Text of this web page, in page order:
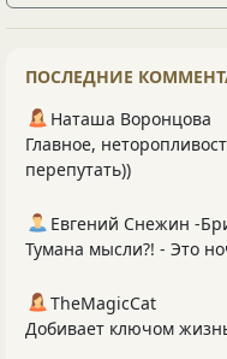
ПОСЛЕДНИЕ
Наташа Воронцова
Главное,
перепутать))
Евгений Снежин -
Тумана мысли?! - Это
TheMagicCat
Добивает ключом